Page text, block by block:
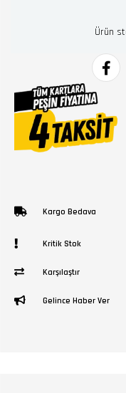
Ürün
Kargo Bedava
Kritik Stok
Karşılaştır
Gelince Haber Ver